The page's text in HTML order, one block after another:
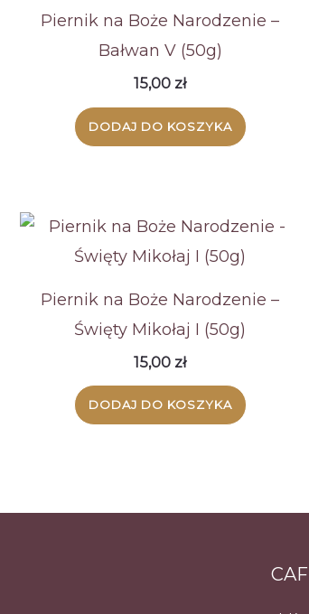
Piernik na Boże Narodzenie –
Bałwan V (50g)
15,00 zł
DODAJ DO KOSZYKA
Piernik na Boże Narodzenie –
Święty Mikołaj I (50g)
15,00 zł
DODAJ DO KOSZYKA